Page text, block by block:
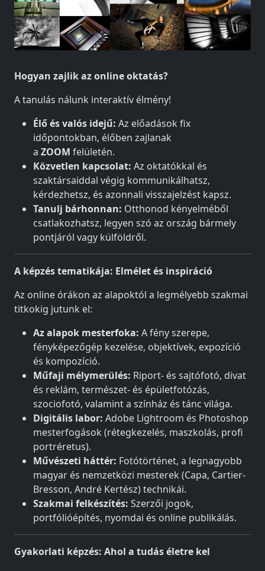
Hogyan zajlik az online oktatás?
A tanulás nálunk interaktív élmény!
Élő és valós idejű: Az előadások fix
időpontokban, élőben zajlanak
a ZOOM felületén.
Közvetlen kapcsolat: Az oktatókkal és
szaktársaiddal végig kommunikálhatsz,
kérdezhetsz, és azonnali visszajelzést kapsz.
Tanulj bárhonnan: Otthonod kényelméből
csatlakozhatsz, legyen szó az ország bármely
pontjáról vagy külföldről.
A képzés tematikája: Elmélet és inspiráció
Az online órákon az alapoktól a legmélyebb szakmai
titkokig jutunk el:
Az alapok mesterfoka: A fény szerepe,
fényképezőgép kezelése, objektívek, expozíció
és kompozíció.
Műfaji mélymerülés: Riport- és sajtófotó, divat
és reklám, természet- és épületfotózás,
szociofotó, valamint a színház és tánc világa.
Digitális labor: Adobe Lightroom és Photoshop
mesterfogások (rétegkezelés, maszkolás, profi
portréretus).
Művészeti háttér: Fotótörténet, a legnagyobb
magyar és nemzetközi mesterek (Capa, Cartier-
Bresson, André Kertész) technikái.
Szakmai felkészítés: Szerzői jogok,
portfólióépítés, nyomdai és online publikálás.
Gyakorlati képzés: Ahol a tudás életre kel